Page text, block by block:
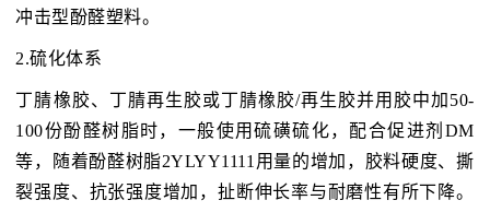
冲击型酚醛塑料。
2.硫化体系
丁腈橡胶、丁腈再生胶或丁腈橡胶/再生胶并用胶中加50-
100份酚醛树脂时，一般使用硫磺硫化，配合促进剂DM
等，随着酚醛树脂2YLYY1111用量的增加，胶料硬度、撕
裂强度、抗张强度增加，扯断伸长率与耐磨性有所下降。